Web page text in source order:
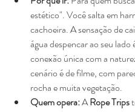
estético". Você salta em
cachoeira. A sensação de
água despencar ao seu lado
conexão única com a
cenário é de filme, com
rocha e muita vegetação.
Quem opera: A Rope Trips